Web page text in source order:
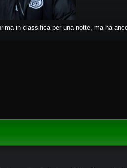
in classifica per una notte, ma ha